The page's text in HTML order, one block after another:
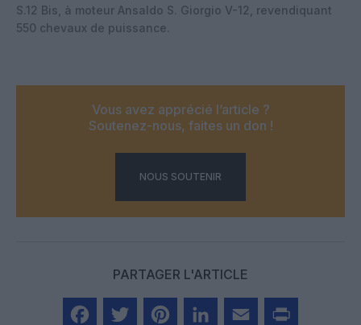
S.12 Bis, à moteur Ansaldo S. Giorgio V-12, revendiquant
550 chevaux de puissance.
Vous avez apprécié l’article ?
Soutenez-nous, faites un don !
NOUS SOUTENIR
PARTAGER L'ARTICLE